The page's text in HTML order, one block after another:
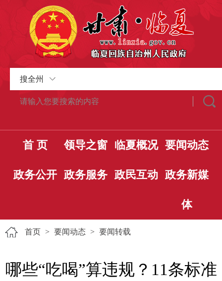
搜全州
首 页 领导之窗 临夏概况 要闻动态
政务公开 政务服务 政民互动 政务新媒
体
首页 > 要闻动态 > 要闻转载
哪些“吃喝”算违规？11条标准